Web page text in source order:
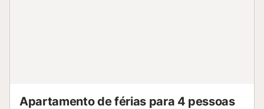
Apartamento de férias para 4 pessoas